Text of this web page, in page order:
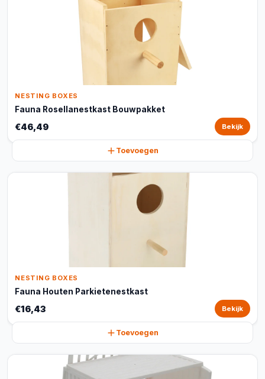
NESTING BOXES
Fauna Rosellanestkast Bouwpakket
€46,49 Bekijk
Toevoegen
NESTING BOXES
Fauna Houten Parkietenestkast
€16,43 Bekijk
Toevoegen